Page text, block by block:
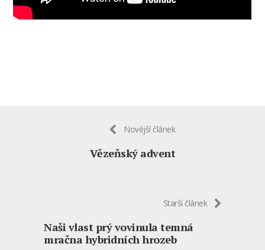
Novější článek
Vězeňský advent
Starší článek
Naši vlast prý vovinula temná
mračna hybridních hrozeb